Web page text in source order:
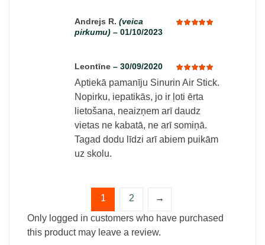
Andrejs R. (veica
pirkumu) – 01/10/2023
Rated5
out of 5
Leontīne – 30/09/2020
Aptiekā pamanīju Sinurin Air Stick.
Nopirku, iepatikās, jo ir ļoti ērta
lietošana, neaizņem arī daudz
vietas ne kabatā, ne arī somiņā.
Tagad dodu līdzi arī abiem puikām
uz skolu.
1 2
→
Only logged in customers who have purchased
this product may leave a review.